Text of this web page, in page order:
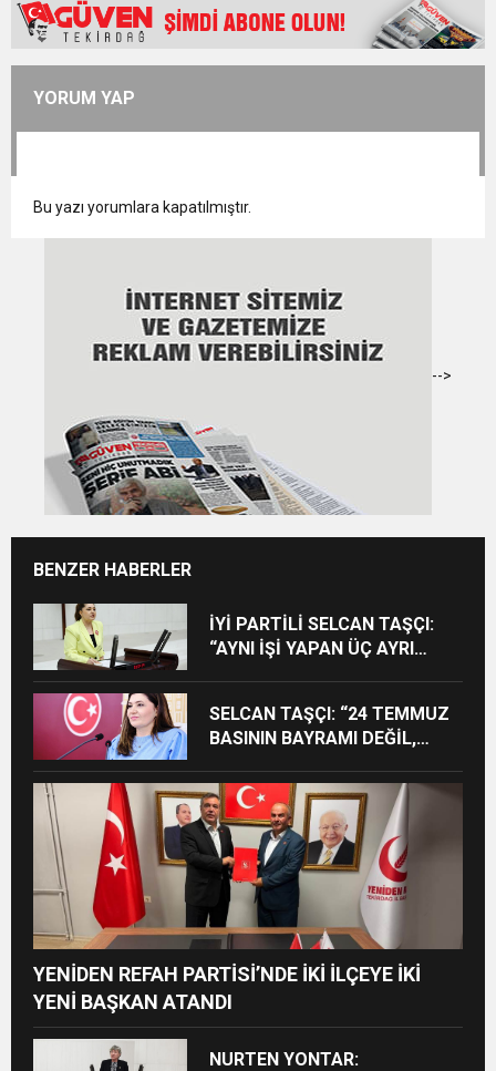
YORUM YAP
Bu yazı yorumlara kapatılmıştır.
-->
BENZER HABERLER
İYİ PARTİLİ SELCAN TAŞÇI:
“AYNI İŞİ YAPAN ÜÇ AYRI
SELCAN TAŞÇI: “24 TEMMUZ
BASININ BAYRAMI DEĞİL,
YENİDEN REFAH PARTİSİ’NDE İKİ İLÇEYE İKİ
YENİ BAŞKAN ATANDI
NURTEN YONTAR: